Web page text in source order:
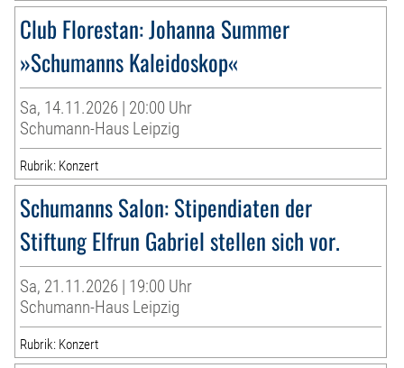
Club Florestan: Johanna Summer
»Schumanns Kaleidoskop«
Sa, 14.11.2026 | 20:00 Uhr
Schumann-Haus Leipzig
Rubrik: Konzert
Schumanns Salon: Stipendiaten der
Stiftung Elfrun Gabriel stellen sich vor.
Sa, 21.11.2026 | 19:00 Uhr
Schumann-Haus Leipzig
Rubrik: Konzert